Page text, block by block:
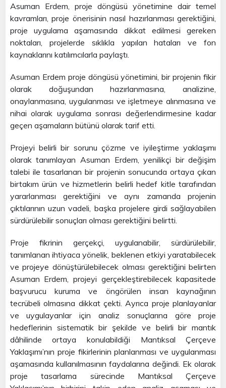
Asuman Erdem, proje döngüsü yönetimine dair temel
kavramları, proje önerisinin nasıl hazırlanması gerektiğini,
proje uygulama aşamasında dikkat edilmesi gereken
noktaları, projelerde sıklıkla yapılan hataları ve fon
kaynaklarını katılımcılarla paylaştı.
Asuman Erdem proje döngüsü yönetimini, bir projenin fikir
olarak doğuşundan hazırlanmasına, analizine,
onaylanmasına, uygulanması ve işletmeye alınmasına ve
nihai olarak uygulama sonrası değerlendirmesine kadar
geçen aşamaların bütünü olarak tarif etti.
Projeyi belirli bir sorunu çözme ve iyileştirme yaklaşımı
olarak tanımlayan Asuman Erdem, yenilikçi bir değişim
talebi ile tasarlanan bir projenin sonucunda ortaya çıkan
birtakım ürün ve hizmetlerin belirli hedef kitle tarafından
yararlanması gerektiğini ve aynı zamanda projenin
çıktılarının uzun vadeli, başka projelere girdi sağlayabilen
sürdürülebilir sonuçları olması gerektiğini belirtti.
Proje fikrinin gerçekçi, uygulanabilir, sürdürülebilir,
tanımlanan ihtiyaca yönelik, beklenen etkiyi yaratabilecek
ve projeye dönüştürülebilecek olması gerektiğini belirten
Asuman Erdem, projeyi gerçekleştirebilecek kapasitede
başvurucu kuruma ve öngörülen insan kaynağının
tecrübeli olmasına dikkat çekti. Ayrıca proje planlayanlar
ve uygulayanlar için analiz sonuçlarına göre proje
hedeflerinin sistematik bir şekilde ve belirli bir mantık
dâhilinde ortaya konulabildiği Mantıksal Çerçeve
Yaklaşımı’nın proje fikirlerinin planlanması ve uygulanması
aşamasında kullanılmasının faydalarına değindi. Ek olarak
proje tasarlama sürecinde Mantıksal Çerçeve